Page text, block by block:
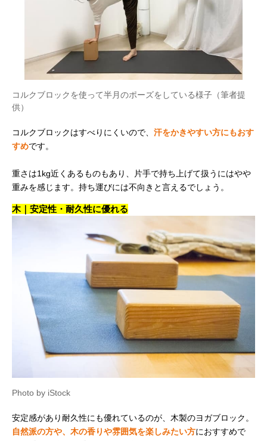
コルクブロックを使って半月のポーズをしている様子（筆者提
供）
コルクブロックはすべりにくいので、 汗をかきやすい方にもおす
すめです。
重さは1kg近くあるものもあり、片手で持ち上げて扱うにはやや
重みを感じます。持ち運びには不向きと言えるでしょう。
木｜安定性・耐久性に優れる
Photo by iStock
安定感があり耐久性にも優れているのが、木製のヨガブロック。
自然派の方や、木の香りや雰囲気を楽しみたい方におすすめで